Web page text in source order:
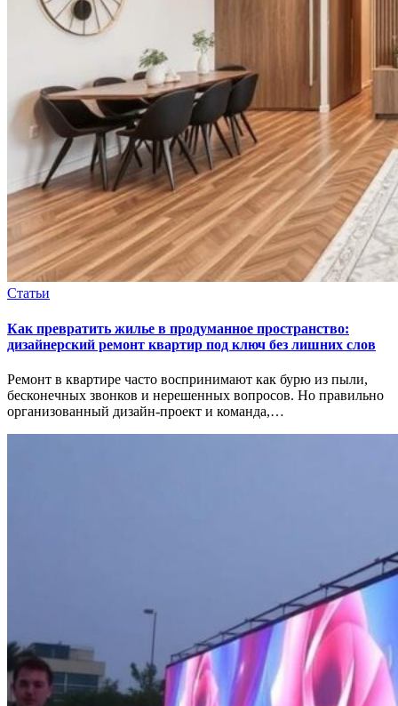
Статьи
Как превратить жилье в продуманное пространство:
дизайнерский ремонт квартир под ключ без лишних слов
Ремонт в квартире часто воспринимают как бурю из пыли,
бесконечных звонков и нерешенных вопросов. Но правильно
организованный дизайн-проект и команда,…